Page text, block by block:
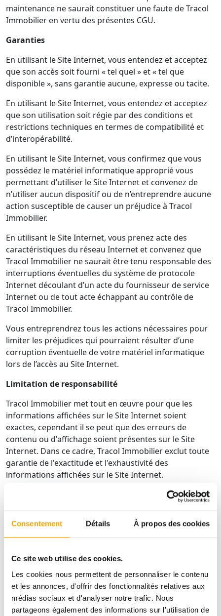
Consentement Détails À propos des cookies
Ce site web utilise des cookies.
Les cookies nous permettent de personnaliser le contenu
et les annonces, d'offrir des fonctionnalités relatives aux
médias sociaux et d'analyser notre trafic. Nous
partageons également des informations sur l'utilisation de
maintenance ne saurait constituer une faute de Tracol
Immobilier en vertu des présentes CGU.
Garanties
En utilisant le Site Internet, vous entendez et acceptez
que son accès soit fourni « tel quel » et « tel que
disponible », sans garantie aucune, expresse ou tacite.
En utilisant le Site Internet, vous entendez et acceptez
que son utilisation soit régie par des conditions et
restrictions techniques en termes de compatibilité et
d’interopérabilité.
En utilisant le Site Internet, vous confirmez que vous
possédez le matériel informatique approprié vous
permettant d’utiliser le Site Internet et convenez de
n’utiliser aucun dispositif ou de n’entreprendre aucune
action susceptible de causer un préjudice à Tracol
Immobilier.
En utilisant le Site Internet, vous prenez acte des
caractéristiques du réseau Internet et convenez que
Tracol Immobilier ne saurait être tenu responsable des
interruptions éventuelles du système de protocole
Internet découlant d’un acte du fournisseur de service
Internet ou de tout acte échappant au contrôle de
Tracol Immobilier.
Vous entreprendrez tous les actions nécessaires pour
limiter les préjudices qui pourraient résulter d’une
corruption éventuelle de votre matériel informatique
lors de l’accès au Site Internet.
Limitation de responsabilité
Tracol Immobilier met tout en œuvre pour que les
informations affichées sur le Site Internet soient
exactes, cependant il se peut que des erreurs de
contenu ou d'affichage soient présentes sur le Site
Internet. Dans ce cadre, Tracol Immobilier exclut toute
garantie de l'exactitude et l'exhaustivité des
informations affichées sur le Site Internet.
Tracol Immobilier n’est pas en mesure de garantir une
disponibilité continue et permanente du Site Internet.
Tracol Immobilier déploiera ses meilleurs efforts pour
fournir la disponibilité du Site Internet de la manière la
des périodes de maintenance.
Tracol Immobilier se réserve le droit d’interrompre
l’utilisation du Site Internet afin de procéder à des
opérations de maintenance. L’interruption d’accès au
Site Internet ne saurait conférer à l’Utilisateur un droit